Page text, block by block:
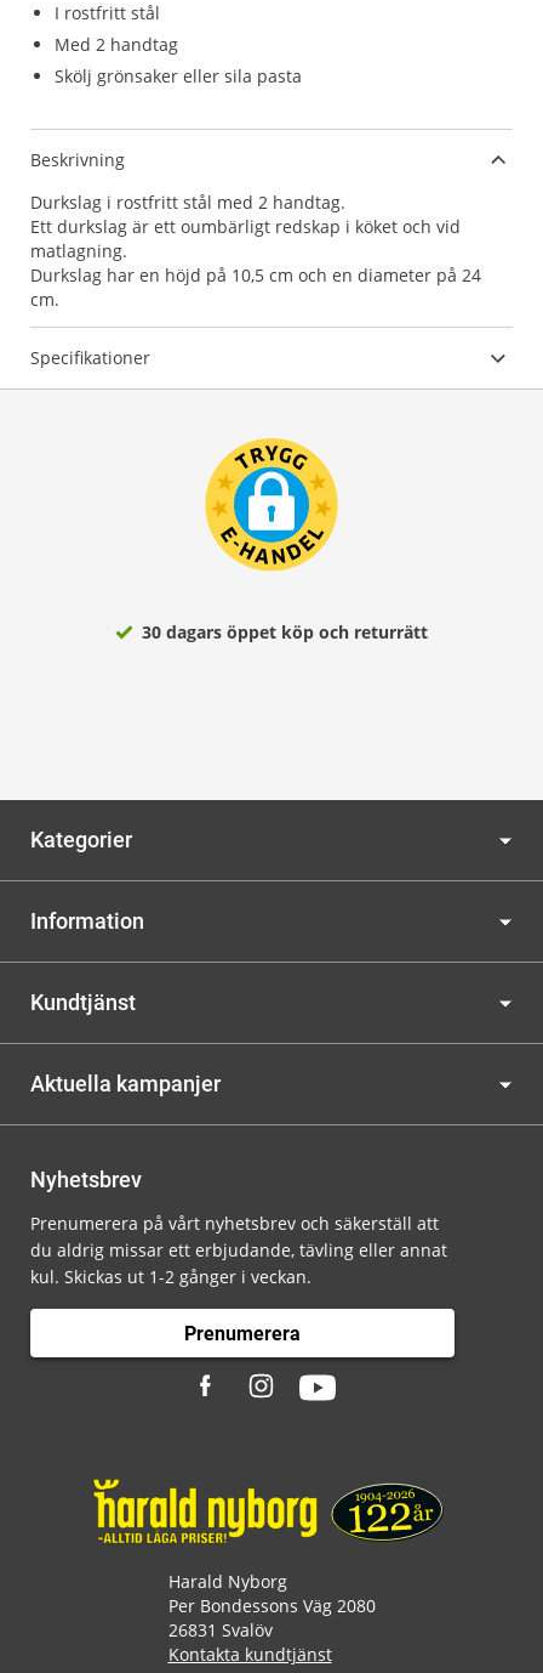
I rostfritt stål
Med 2 handtag
Skölj grönsaker eller sila pasta
Beskrivning
Durkslag i rostfritt stål med 2 handtag.
Ett durkslag är ett oumbärligt redskap i köket och vid
matlagning.
Durkslag har en höjd på 10,5 cm och en diameter på 24
cm.
Specifikationer
30 dagars öppet köp och returrätt
Kategorier
Information
Kundtjänst
Aktuella kampanjer
Nyhetsbrev
Prenumerera på vårt nyhetsbrev och säkerställ att
du aldrig missar ett erbjudande, tävling eller annat
kul. Skickas ut 1-2 gånger i veckan.
Prenumerera
Harald Nyborg
Per Bondessons Väg 2080
26831 Svalöv
Kontakta kundtjänst